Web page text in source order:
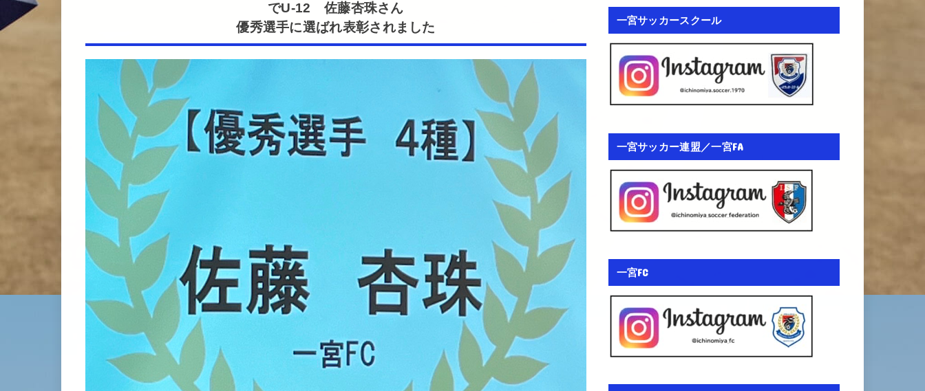
でU-12 佐藤杏珠さん
優秀選手に選ばれ表彰されました
一宮サッカースクール
一宮サッカー連盟／一宮FA
一宮FC